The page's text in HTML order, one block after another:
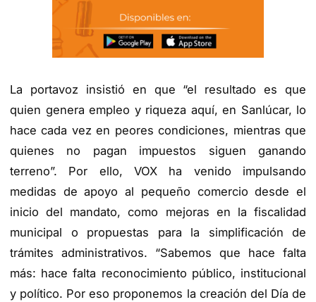
La portavoz insistió en que “el resultado es que
quien genera empleo y riqueza aquí, en Sanlúcar, lo
hace cada vez en peores condiciones, mientras que
quienes no pagan impuestos siguen ganando
terreno”. Por ello, VOX ha venido impulsando
medidas de apoyo al pequeño comercio desde el
inicio del mandato, como mejoras en la fiscalidad
municipal o propuestas para la simplificación de
trámites administrativos. “Sabemos que hace falta
más: hace falta reconocimiento público, institucional
y político. Por eso proponemos la creación del Día de